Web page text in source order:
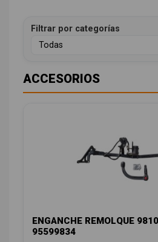
Filtrar por categorías
ACCESORIOS
ENGANCHE REMOLQUE
95599834